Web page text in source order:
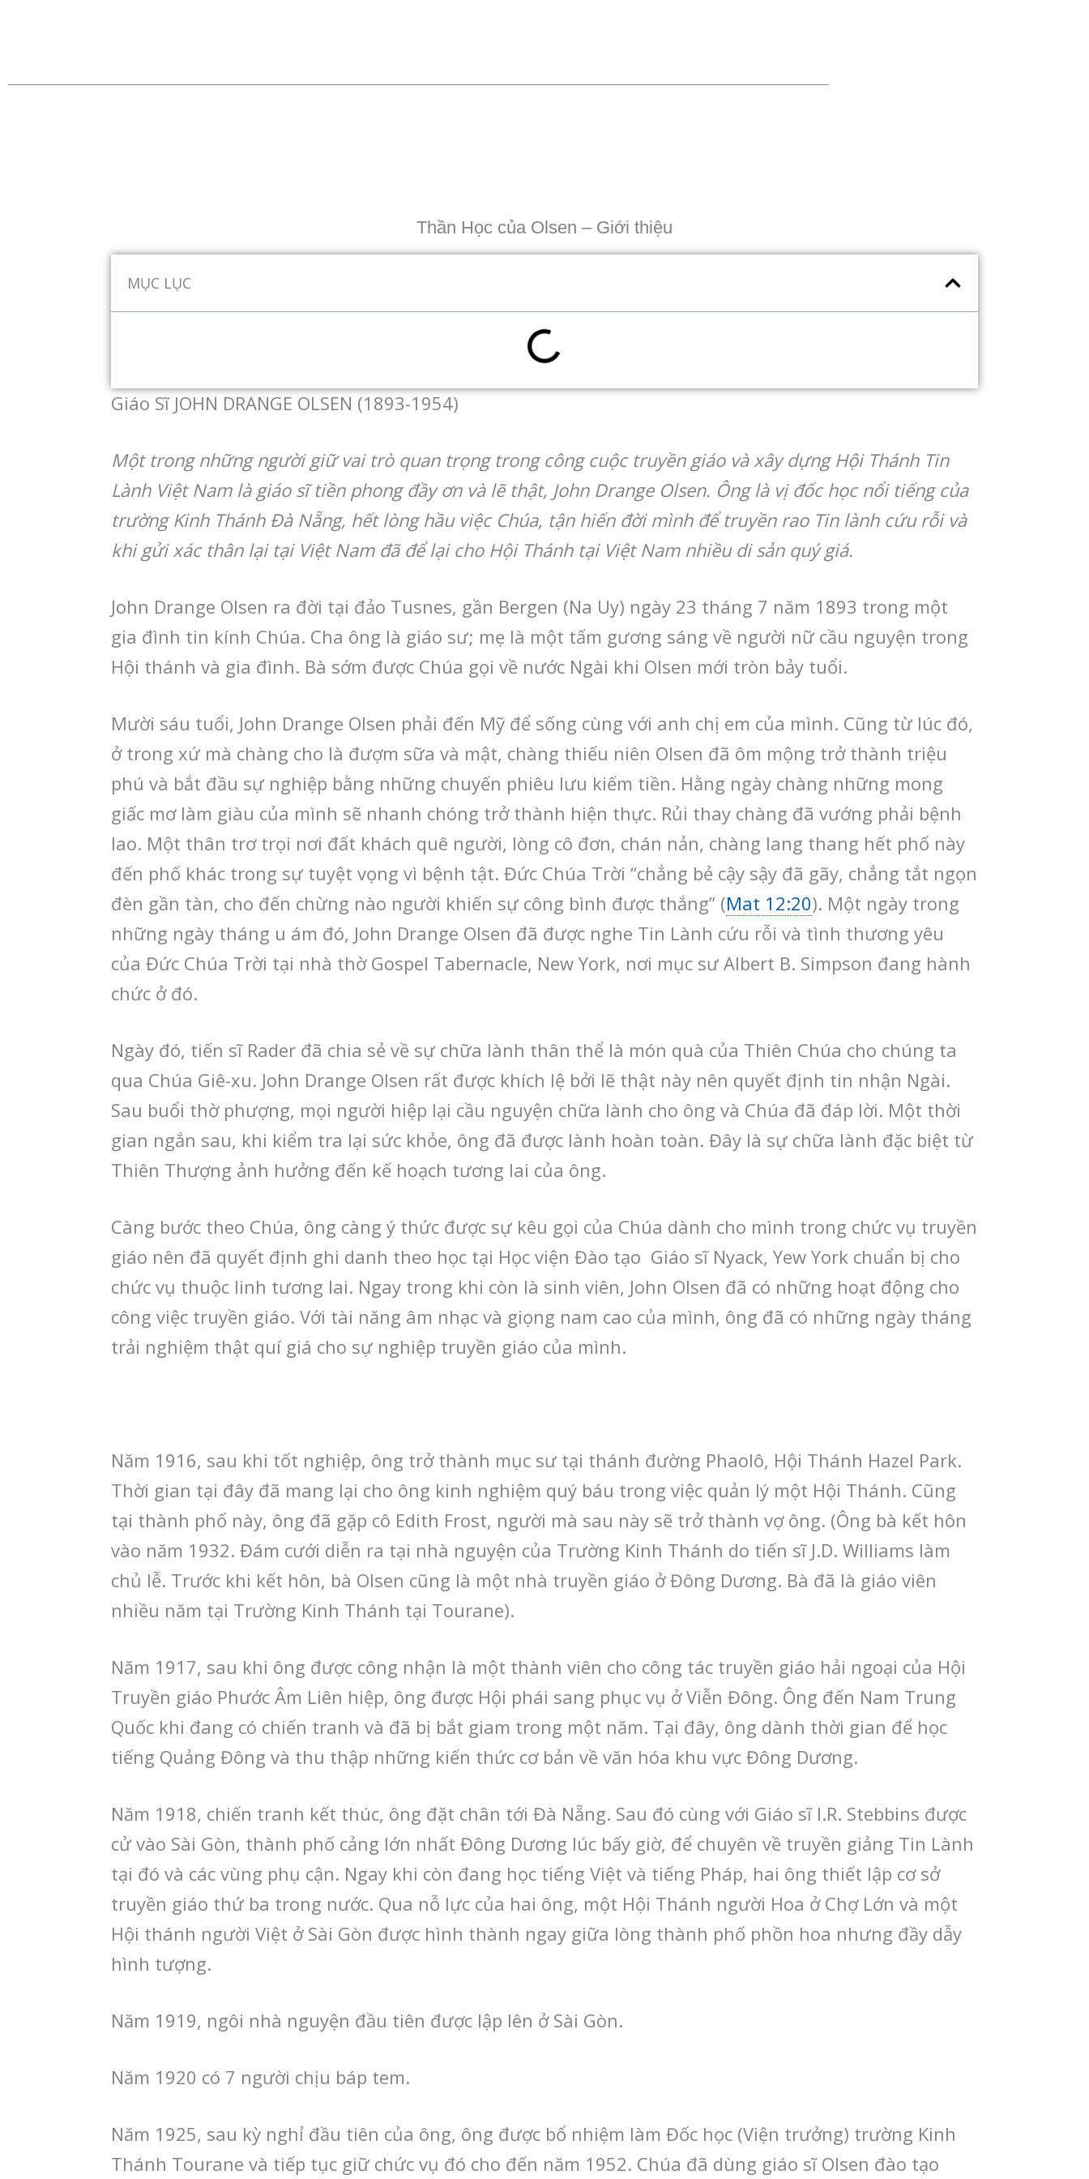
Thần Học của Olsen – Giới thiệu
MỤC LỤC
Giáo Sĩ JOHN DRANGE OLSEN (1893-1954)
Một trong những người giữ vai trò quan trọng trong công cuộc truyền giáo và xây dựng Hội Thánh Tin
Lành Việt Nam là giáo sĩ tiền phong đầy ơn và lẽ thật, John Drange Olsen. Ông là vị đốc học nổi tiếng của
trường Kinh Thánh Đà Nẵng, hết lòng hầu việc Chúa, tận hiến đời mình để truyền rao Tin lành cứu rỗi và
khi gửi xác thân lại tại Việt Nam đã để lại cho Hội Thánh tại Việt Nam nhiều di sản quý giá.
John Drange Olsen ra đời tại đảo Tusnes, gần Bergen (Na Uy) ngày 23 tháng 7 năm 1893 trong một
gia đình tin kính Chúa. Cha ông là giáo sư; mẹ là một tấm gương sáng về người nữ cầu nguyện trong
Hội thánh và gia đình. Bà sớm được Chúa gọi về nước Ngài khi Olsen mới tròn bảy tuổi.
Mười sáu tuổi, John Drange Olsen phải đến Mỹ để sống cùng với anh chị em của mình. Cũng từ lúc đó,
ở trong xứ mà chàng cho là đượm sữa và mật, chàng thiếu niên Olsen đã ôm mộng trở thành triệu
phú và bắt đầu sự nghiệp bằng những chuyến phiêu lưu kiếm tiền. Hằng ngày chàng những mong
giấc mơ làm giàu của mình sẽ nhanh chóng trở thành hiện thực. Rủi thay chàng đã vướng phải bệnh
lao. Một thân trơ trọi nơi đất khách quê người, lòng cô đơn, chán nản, chàng lang thang hết phố này
đến phố khác trong sự tuyệt vọng vì bệnh tật. Đức Chúa Trời “chẳng bẻ cậy sậy đã gãy, chẳng tắt ngọn
đèn gần tàn, cho đến chừng nào người khiến sự công bình được thắng” (Mat 12:20). Một ngày trong
những ngày tháng u ám đó, John Drange Olsen đã được nghe Tin Lành cứu rỗi và tình thương yêu
của Đức Chúa Trời tại nhà thờ Gospel Tabernacle, New York, nơi mục sư Albert B. Simpson đang hành
chức ở đó.
Ngày đó, tiến sĩ Rader đã chia sẻ về sự chữa lành thân thể là món quà của Thiên Chúa cho chúng ta
qua Chúa Giê-xu. John Drange Olsen rất được khích lệ bởi lẽ thật này nên quyết định tin nhận Ngài.
Sau buổi thờ phượng, mọi người hiệp lại cầu nguyện chữa lành cho ông và Chúa đã đáp lời. Một thời
gian ngắn sau, khi kiểm tra lại sức khỏe, ông đã được lành hoàn toàn. Đây là sự chữa lành đặc biệt từ
Thiên Thượng ảnh hưởng đến kế hoạch tương lai của ông.
Càng bước theo Chúa, ông càng ý thức được sự kêu gọi của Chúa dành cho mình trong chức vụ truyền
giáo nên đã quyết định ghi danh theo học tại Học viện Đào tạo Giáo sĩ Nyack, Yew York chuẩn bị cho
chức vụ thuộc linh tương lai. Ngay trong khi còn là sinh viên, John Olsen đã có những hoạt động cho
công việc truyền giáo. Với tài năng âm nhạc và giọng nam cao của mình, ông đã có những ngày tháng
trải nghiệm thật quí giá cho sự nghiệp truyền giáo của mình.
Năm 1916, sau khi tốt nghiệp, ông trở thành mục sư tại thánh đường Phaolô, Hội Thánh Hazel Park.
Thời gian tại đây đã mang lại cho ông kinh nghiệm quý báu trong việc quản lý một Hội Thánh. Cũng
tại thành phố này, ông đã gặp cô Edith Frost, người mà sau này sẽ trở thành vợ ông. (Ông bà kết hôn
vào năm 1932. Đám cưới diễn ra tại nhà nguyện của Trường Kinh Thánh do tiến sĩ J.D. Williams làm
chủ lễ. Trước khi kết hôn, bà Olsen cũng là một nhà truyền giáo ở Đông Dương. Bà đã là giáo viên
nhiều năm tại Trường Kinh Thánh tại Tourane).
Năm 1917, sau khi ông được công nhận là một thành viên cho công tác truyền giáo hải ngoại của Hội
Truyền giáo Phước Âm Liên hiệp, ông được Hội phái sang phục vụ ở Viễn Đông. Ông đến Nam Trung
Quốc khi đang có chiến tranh và đã bị bắt giam trong một năm. Tại đây, ông dành thời gian để học
tiếng Quảng Đông và thu thập những kiến thức cơ bản về văn hóa khu vực Đông Dương.
Năm 1918, chiến tranh kết thúc, ông đặt chân tới Đà Nẵng. Sau đó cùng với Giáo sĩ I.R. Stebbins được
cử vào Sài Gòn, thành phố cảng lớn nhất Đông Dương lúc bấy giờ, để chuyên về truyền giảng Tin Lành
tại đó và các vùng phụ cận. Ngay khi còn đang học tiếng Việt và tiếng Pháp, hai ông thiết lập cơ sở
truyền giáo thứ ba trong nước. Qua nỗ lực của hai ông, một Hội Thánh người Hoa ở Chợ Lớn và một
Hội thánh người Việt ở Sài Gòn được hình thành ngay giữa lòng thành phố phồn hoa nhưng đầy dẫy
hình tượng.
Năm 1919, ngôi nhà nguyện đầu tiên được lập lên ở Sài Gòn.
Năm 1920 có 7 người chịu báp tem.
Năm 1925, sau kỳ nghỉ đầu tiên của ông, ông được bổ nhiệm làm Đốc học (Viện trưởng) trường Kinh
Thánh Tourane và tiếp tục giữ chức vụ đó cho đến năm 1952. Chúa đã dùng giáo sĩ Olsen đào tạo